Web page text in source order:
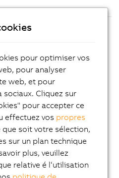
pour optimiser vos
pour analyser
web, et pour
sociaux. Cliquez sur
pour accepter ce
effectuez vos propres
que soit votre sélection,
sur un plan technique
plus, veuillez
relative é l‘utilisation